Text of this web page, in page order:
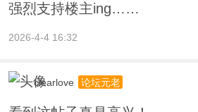
强烈支持楼主ing……
2026-4-4 16:32
clearlove 论坛元老